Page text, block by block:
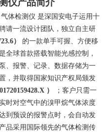
仪产品简介
气体检测仪 是深国安电子运用十
请一流设计团队，独立自主研
）
的一款单手可握、方便移
全球首款搭载智能光感控制，
、报警、记录、数据存储为一
，并取得国家知识产权局颁发
）
；客户只需一
时对空气中的溴甲烷气体浓度
到预设的报警点时，会自动发
品采用国际领先的气体检测传